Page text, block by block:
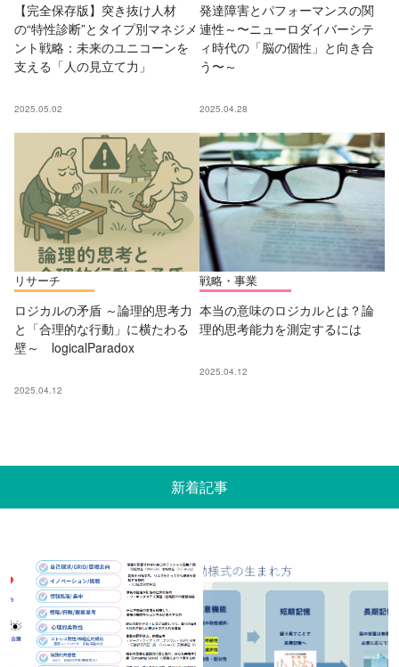
【完全保存版】突き抜け人材
の“特性診断”とタイプ別マネジメ
ント戦略：未来のユニコーンを
支える「人の見立て力」
2025.05.02
発達障害とパフォーマンスの関
連性～〜ニューロダイバーシテ
ィ時代の「脳の個性」と向き合
う〜～
2025.04.28
リサーチ
ロジカルの矛盾 ～論理的思考力
と「合理的な行動」に横たわる
壁～ logicalParadox
2025.04.12
戦略・事業
本当の意味のロジカルとは？論
理的思考能力を測定するには
2025.04.12
新着記事